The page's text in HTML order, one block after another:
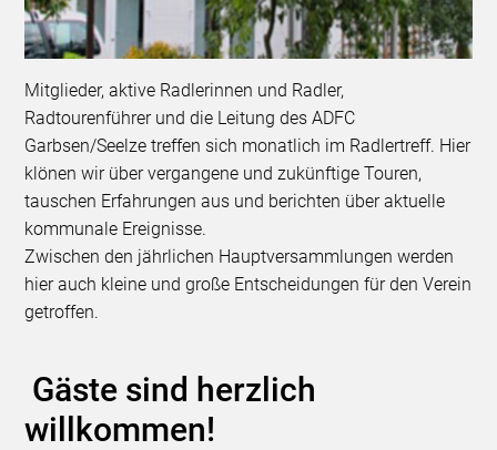
Mitglieder, aktive Radlerinnen und Radler,
Radtourenführer und die Leitung des ADFC
Garbsen/Seelze treffen sich monatlich im Radlertreff. Hier
klönen wir über vergangene und zukünftige Touren,
tauschen Erfahrungen aus und berichten über aktuelle
kommunale Ereignisse.
Zwischen den jährlichen Hauptversammlungen werden
hier auch kleine und große Entscheidungen für den Verein
getroffen.
Gäste sind herzlich
willkommen!